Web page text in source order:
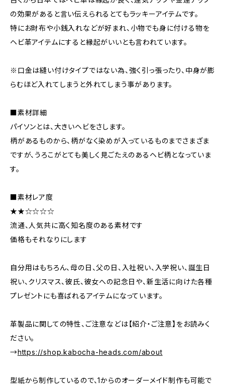
の効果があると言い伝えられるとてもラッキーアイテムです。
特にお財布や小銭入れなどが好まれ、小物でも身に付ける物を
ヘビ革アイテムにすると縁起がいいとも言われています。
※口金は縫い付けタイプではない為、強く引っ張ったり、中身が膨
らむほど入れてしまうと外れてしまう事があります。
■素材詳細
パイソンとは、大きいヘビをさします。
柄があるものから、柄がなく染めが入っているものまでさまざま
ですが、うろこがとても美しく見ごたえのあるヘビ柄となっていま
す。
■素材レア度
★★☆☆☆☆
流通、人気共に高く知名度のある素材です
価格もそれなりにします
自分用はもちろん、母の日、父の日、入社祝い、入学祝い、誕生日
祝い、クリスマス、彼氏、彼女への記念日や、新生活に向けた各種
プレゼントにも喜ばれるアイテムになっています。
革製品に関しての特性、ご注意などは【紹介・ご注意】をお読みく
ださい。
→https://shop.kabocha-heads.com/about
型紙から制作しているので、1からのオーダーメイド制作も可能で